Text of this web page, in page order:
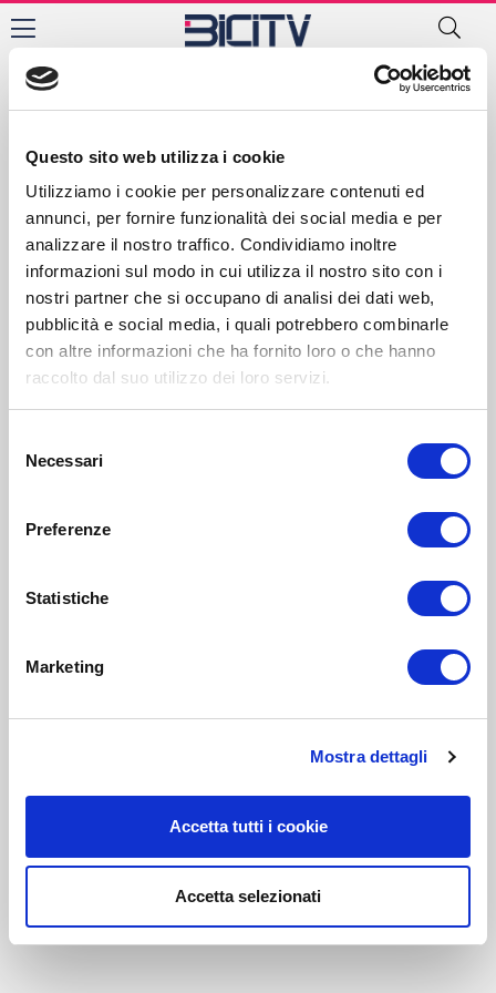
Questo sito web utilizza i cookie
Utilizziamo i cookie per personalizzare contenuti ed
annunci, per fornire funzionalità dei social media e per
analizzare il nostro traffico. Condividiamo inoltre
informazioni sul modo in cui utilizza il nostro sito con i
nostri partner che si occupano di analisi dei dati web,
pubblicità e social media, i quali potrebbero combinarle
con altre informazioni che ha fornito loro o che hanno
raccolto dal suo utilizzo dei loro servizi.
delNecessari
Preferenze
Statistiche
Marketing
Mostra dettagli
Accetta tutti i cookie
Accetta selezionati
Siracusa